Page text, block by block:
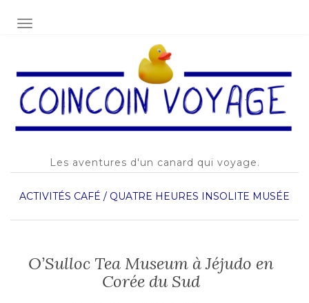
AFFICHER/MASQUER LA NAVIGATION
Les aventures d'un canard qui voyage.
ACTIVITÉS CAFÉ / QUATRE HEURES INSOLITE MUSÉE
O’Sulloc Tea Museum à Jéjudo en
Corée du Sud